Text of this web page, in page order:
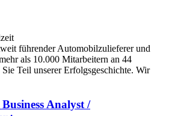
führender Automobilzulieferer und
als 10.000 Mitarbeitern an 44
Teil unserer Erfolgsgeschichte. Wir
Analyst /